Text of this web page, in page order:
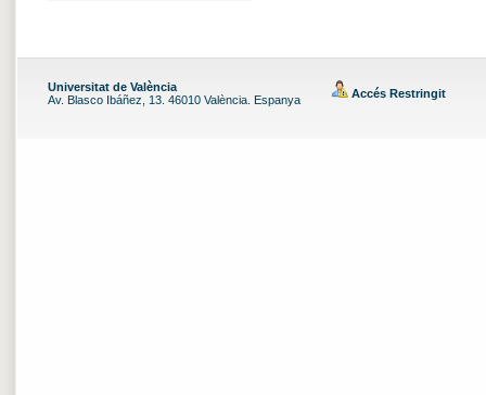
Universitat de València
Av. Blasco Ibáñez, 13. 46010 València. Espanya
Accés Restringit